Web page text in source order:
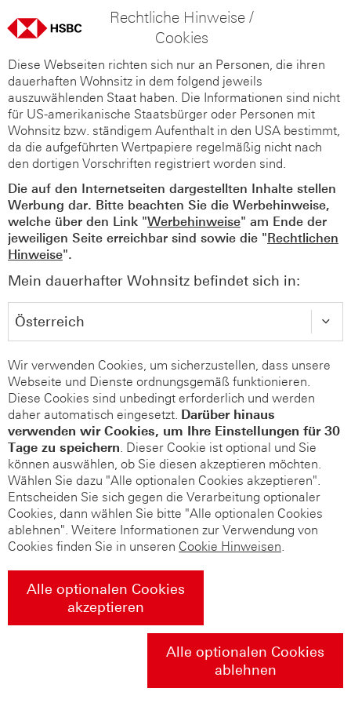
Rechtliche Hinweise /
Cookies
Diese Webseiten richten sich nur an Personen, die ihren
dauerhaften Wohnsitz in dem folgend jeweils
auszuwählenden Staat haben. Die Informationen sind nicht
für US-amerikanische Staatsbürger oder Personen mit
Wohnsitz bzw. ständigem Aufenthalt in den USA bestimmt,
da die aufgeführten Wertpapiere regelmäßig nicht nach
den dortigen Vorschriften registriert worden sind.
Die auf den Internetseiten dargestellten Inhalte stellen
Werbung dar. Bitte beachten Sie die Werbehinweise,
welche über den Link "Werbehinweise" am Ende der
jeweiligen Seite erreichbar sind sowie die "Rechtlichen
Hinweise".
Mein dauerhafter Wohnsitz befindet sich in:
Wir verwenden Cookies, um sicherzustellen, dass unsere
Webseite und Dienste ordnungsgemäß funktionieren.
Diese Cookies sind unbedingt erforderlich und werden
daher automatisch eingesetzt. Darüber hinaus
verwenden wir Cookies, um Ihre Einstellungen für 30
Tage zu speichern. Dieser Cookie ist optional und Sie
können auswählen, ob Sie diesen akzeptieren möchten.
Wählen Sie dazu "Alle optionalen Cookies akzeptieren".
Entscheiden Sie sich gegen die Verarbeitung optionaler
Cookies, dann wählen Sie bitte "Alle optionalen Cookies
ablehnen". Weitere Informationen zur Verwendung von
Cookies finden Sie in unseren Cookie Hinweisen.
Alle optionalen Cookies
akzeptieren
Alle optionalen Cookies
ablehnen